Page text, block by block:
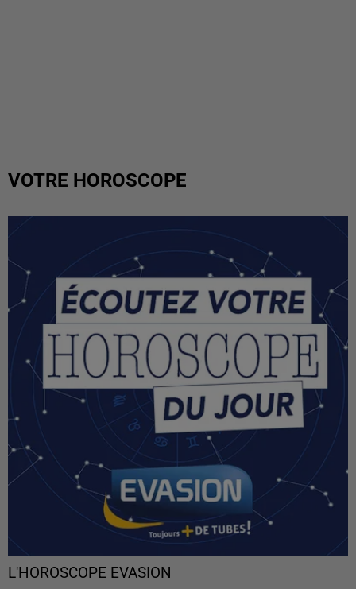
VOTRE HOROSCOPE
L'HOROSCOPE EVASION